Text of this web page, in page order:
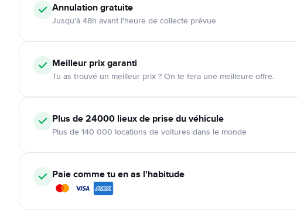
Annulationgratuite
Jusqu'à 48h avant l'heure de collecte prévue
Meilleur prix garanti
Tu as trouvé un meilleur prix ? On te fera une meilleure offre.
Plus de 24000 lieux de prise du véhicule
Plus de 140 000 locations de voitures dans le monde
Paie comme tu en as l'habitude